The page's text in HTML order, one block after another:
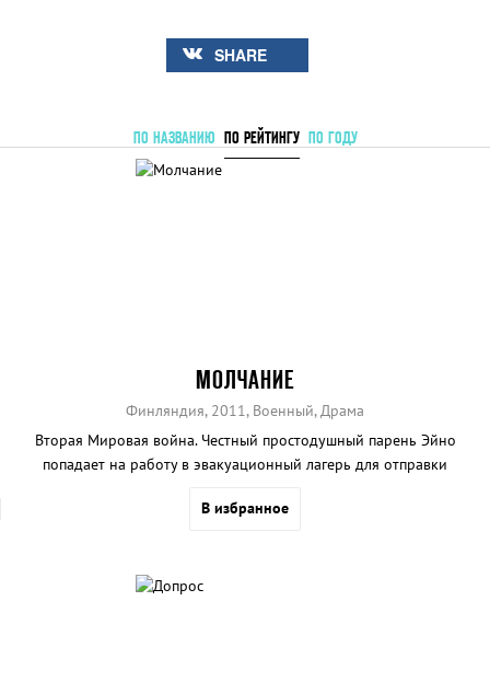
SHARE
ПО НАЗВАНИЮ ПО РЕЙТИНГУ ПО ГОДУ
МОЛЧАНИЕ
Финляндия, 2011, Военный, Драма
Вторая Мировая война. Честный простодушный парень Эйно
попадает на работу в эвакуационный лагерь для отправки
В избранное